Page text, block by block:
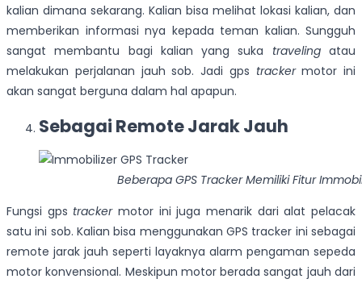
kalian dimana sekarang. Kalian bisa melihat lokasi kalian, dan
memberikan informasi nya kepada teman kalian. Sungguh
sangat membantu bagi kalian yang suka travelingatau
melakukan perjalanan jauh sob. Jadi gps trackermotor ini
akan sangat berguna dalam hal apapun.
Sebagai Remote Jarak Jauh
Beberapa GPS Tracker Memiliki Fitur
Fungsi gps trackermotor ini juga menarik dari alat pelacak
satu ini sob. Kalian bisa menggunakan GPS tracker ini sebagai
remote jarak jauh seperti layaknya alarm pengaman sepeda
motor konvensional. Meskipun motor berada sangat jauh dari